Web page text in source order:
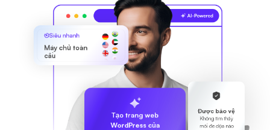
Được bảo vệ
Không tìm thấy
mối đe dọa nào
Siêu nhanh
Máy chủ toàn
cầu
Tạo trang web
WordPress của